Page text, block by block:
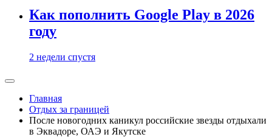
Как пополнить Google Play в 2026
году
2 недели спустя
Главная
Отдых за границей
После новогодних каникул российские звезды отдыхали
в Эквадоре, ОАЭ и Якутске